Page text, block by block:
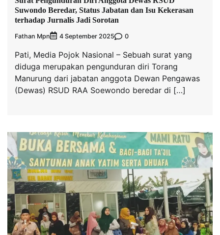
Suwondo Beredar, Status Jabatan dan Isu Kekerasan
terhadap Jurnalis Jadi Sorotan
Fathan Mpn 4 September 2025 0
Pati, Media Pojok Nasional – Sebuah surat yang
diduga merupakan pengunduran diri Torang
Manurung dari jabatan anggota Dewan Pengawas
(Dewas) RSUD RAA Soewondo beredar di […]